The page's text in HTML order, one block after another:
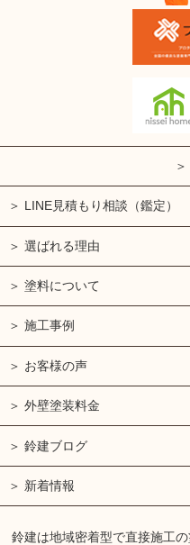
LINE見積もり相談（鑑定）
選ばれる理由
塗料について
施工事例
お客様の声
外壁塗装料金
鈴建ブログ
新着情報
鈴建は地域密着型で直接施工